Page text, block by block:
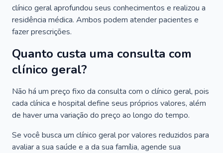
clínico geral aprofundou seus conhecimentos e realizou a
residência médica. Ambos podem atender pacientes e
fazer prescrições.
Quanto custa uma consulta com
clínico geral?
Não há um preço fixo da consulta com o clínico geral, pois
cada clínica e hospital define seus próprios valores, além
de haver uma variação do preço ao longo do tempo.
Se você busca um clínico geral por valores reduzidos para
avaliar a sua saúde e a da sua família, agende sua